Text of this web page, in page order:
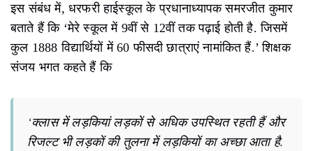
इस संबंध में, धरफरी हाईस्कूल के प्रधानाध्यापक समरजीत कुमार
बताते हैं कि ‘मेरे स्कूल में 9वीं से 12वीं तक पढ़ाई होती है. जिसमें
कुल 1888 विद्यार्थियों में 60 फीसदी छात्राएं नामांकित हैं.’ शिक्षक
संजय भगत कहते हैं कि
‘क्लास में लड़कियां लड़कों से अधिक उपस्थित रहती हैं और
रिजल्ट भी लड़कों की तुलना में लड़कियों का अच्छा आता है.